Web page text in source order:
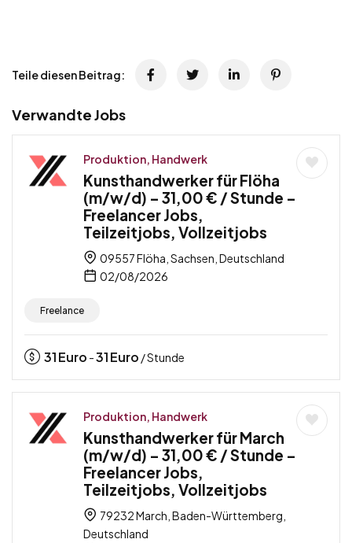
Teile diesen Beitrag:
Verwandte Jobs
Produktion, Handwerk
Kunsthandwerker für Flöha
(m/w/d) – 31,00 € / Stunde –
Freelancer Jobs,
Teilzeitjobs, Vollzeitjobs
09557 Flöha, Sachsen, Deutschland
02/08/2026
Freelance
31Euro -31Euro / Stunde
Produktion, Handwerk
Kunsthandwerker für March
(m/w/d) – 31,00 € / Stunde –
Freelancer Jobs,
Teilzeitjobs, Vollzeitjobs
79232 March, Baden-Württemberg,
Deutschland